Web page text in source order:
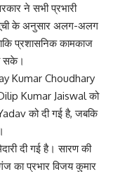
ने सभी प्रभारी
सूची के अनुसार अलग-अलग
प्रशासनिक कामकाज
सके।
Kumar Choudhary
Kumar Jaiswal को
को दी गई है, जबकि
दी गई है। सारण की
का प्रभार विजय कुमार